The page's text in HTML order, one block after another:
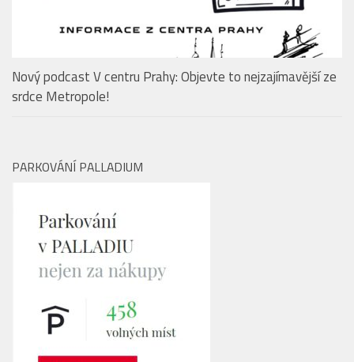
Nový podcast V centru Prahy: Objevte to nejzajímavější ze